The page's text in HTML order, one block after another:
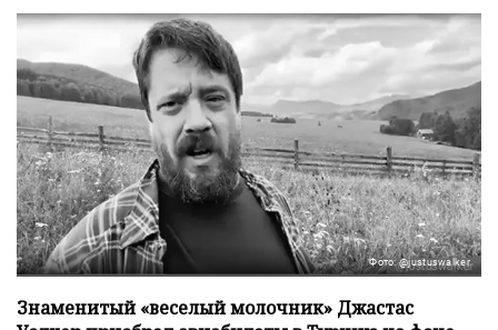
Фото: @justuswalker
Знаменитый «веселый молочник» Джастас